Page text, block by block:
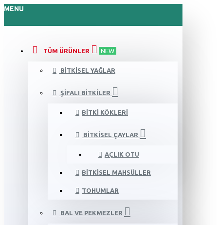
MENU
TÜM ÜRÜNLER NEW
BITKISEL YAĞLAR
ŞIFALI BITKILER
BITKI KÖKLERI
BITKISEL ÇAYLAR
AÇLIK OTU
BITKISEL MAHSÜLLER
TOHUMLAR
BAL VE PEKMEZLER